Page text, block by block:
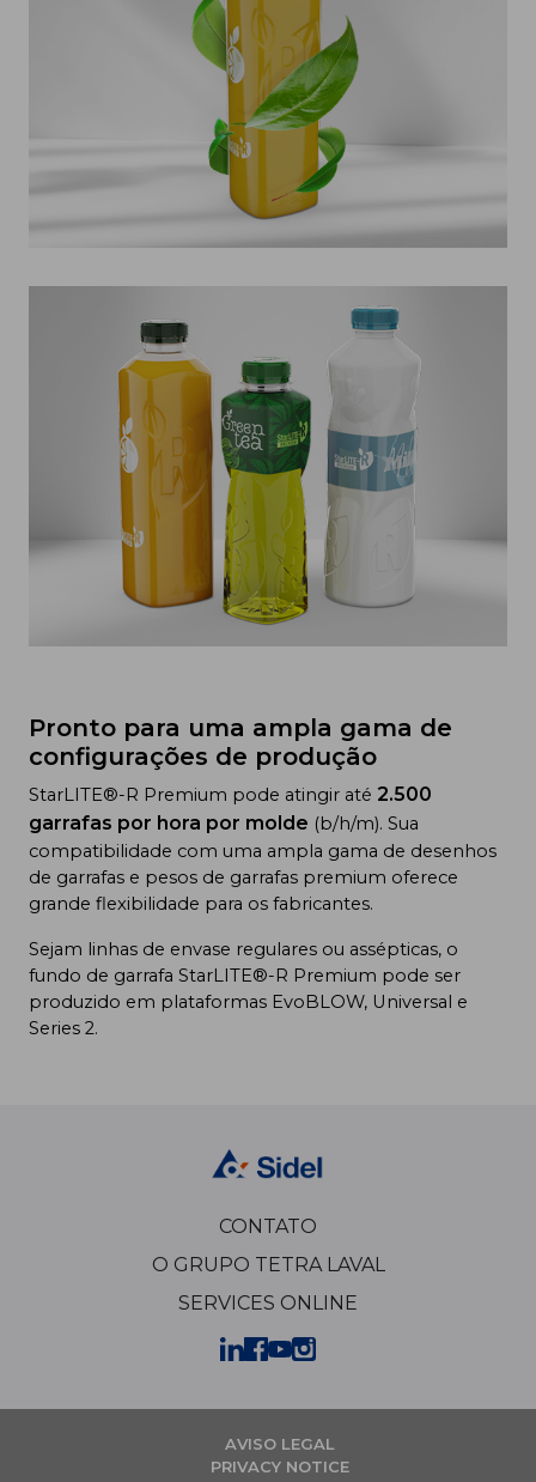
Pronto para uma ampla gama de
configurações de produção
StarLITE®-R Premium pode atingir até 2.500
garrafas por hora por molde (b/h/m). Sua
compatibilidade com uma ampla gama de desenhos
de garrafas e pesos de garrafas premium oferece
grande flexibilidade para os fabricantes.
Sejam linhas de envase regulares ou assépticas, o
fundo de garrafa StarLITE®-R Premium pode ser
produzido em plataformas EvoBLOW, Universal e
Series 2.
CONTATO
O GRUPO TETRA LAVAL
SERVICES ONLINE
AVISO LEGAL
PRIVACY NOTICE